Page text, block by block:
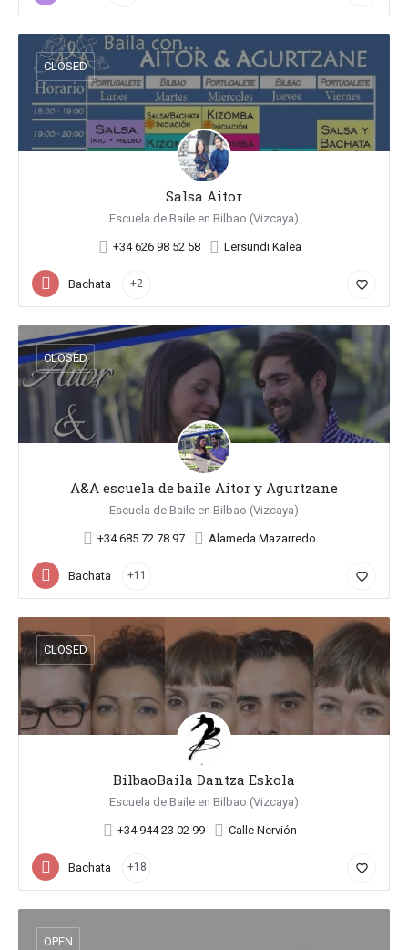
Salsa Aitor
Escuela de Baile en Bilbao (Vizcaya)
+34 626 98 52 58 Lersundi Kalea
CLOSED
Bachata +2 favorite_border
A&A escuela de baile Aitor y Agurtzane
Escuela de Baile en Bilbao (Vizcaya)
+34 685 72 78 97 Alameda Mazarredo
CLOSED
Bachata +11 favorite_border
BilbaoBaila Dantza Eskola
Escuela de Baile en Bilbao (Vizcaya)
+34 944 23 02 99 Calle Nervión
CLOSED
Bachata +18 favorite_border
OPEN